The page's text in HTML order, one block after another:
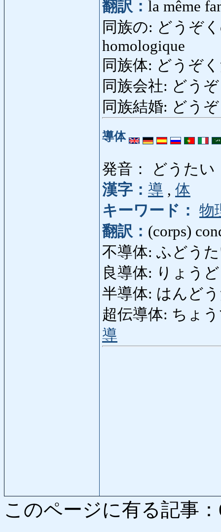
翻訳： la même
同族の: どうぞ
homologique
同族体: どうぞ
同族会社: どう
同族結婚: どう
導体
発音： どうたい
漢字： 導 , 体
キーワード： 物
翻訳： (corps)
不導体: ふどうた
良導体: りょう
半導体: はんど
超伝導体: ちょ
導
このページに有る記事